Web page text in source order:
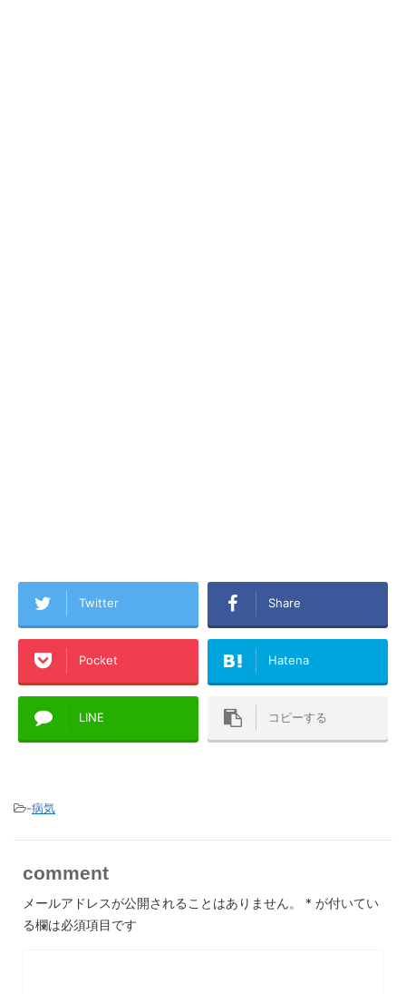
Twitter Share
Pocket Hatena
LINE コピーする
-病気
comment
メールアドレスが公開されることはありません。 * が付いてい
る欄は必須項目です